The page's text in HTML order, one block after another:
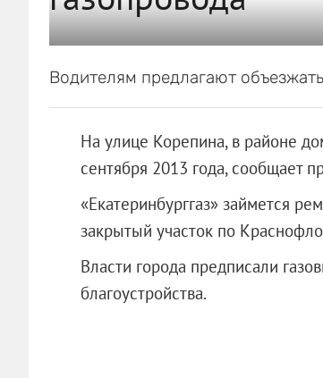
Водителям предлагают
На улице Корепина, в районе
сентября 2013 года, сообщает
«Екатеринбурггаз» займется
закрытый участок по
Власти города предписали
благоустройства.